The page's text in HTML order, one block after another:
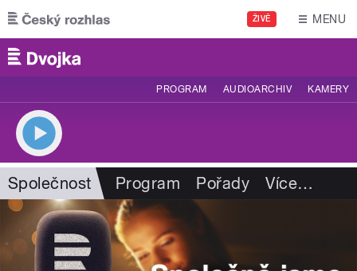
Přejít k hlavnímu obsahu
ŽIVĚ MENU
PROGRAM AUDIOARCHIV KAMERY
Společnost Program Pořady Více…